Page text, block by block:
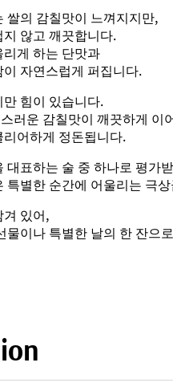
쌀의 감칠맛이 느껴지지만,
않고 깨끗합니다.
게 하는 단맛과
자연스럽게 퍼집니다.
힘이 있습니다.
러운 감칠맛이 깨끗하게 이
어하게 정돈됩니다.
대표하는 술 중 하나로 평가
특별한 순간에 어울리는 극
있어,
물이나 특별한 날의 한 잔으